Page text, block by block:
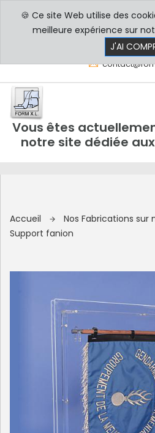
PROFESSIONNELS
Vous êtes
notre site dédiée
Accueil
Nos Fabrications sur
Support fanion
🍪 Ce site Web utilise des
meilleure expérience sur
J'AI